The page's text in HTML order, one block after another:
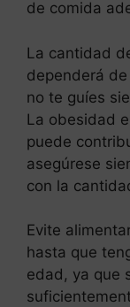
de comida
La cantidad
dependerá
no te guíes
La obesidad
puede
asegúrese
con la
Evite
hasta que
edad, ya que